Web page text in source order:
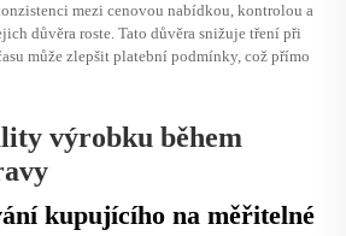
mezi cenovou nabídkou, kontrolou a
důvěra roste. Tato důvěra snižuje tření při
může zlepšit platební podmínky, což přímo
výrobku během
kupujícího na měřitelné